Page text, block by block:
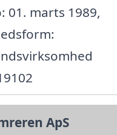
01. marts 1989,
ApS